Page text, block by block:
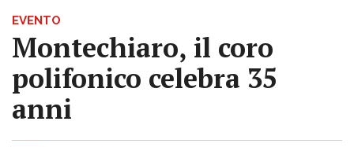
EVENTO
Montechiaro, il coro
polifonico celebra 35
anni